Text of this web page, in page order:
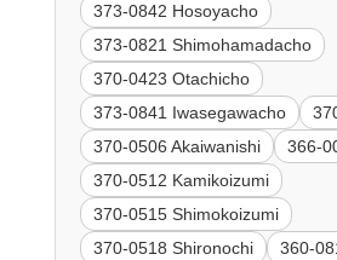
373-0842 Hosoyacho
373-0821 Shimohamadacho
370-0423 Otachicho
373-0841 Iwasegawacho
370-0506 Akaiwanishi
366-
370-0512 Kamikoizumi
370-0515 Shimokoizumi
370-0518 Shironochi
360-